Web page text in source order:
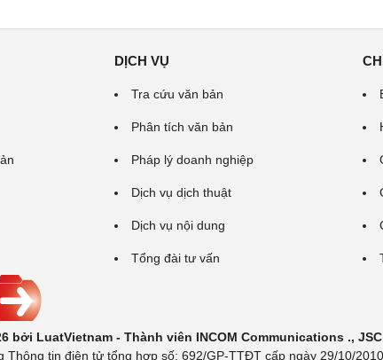
DỊCH VỤ
Tra cứu văn bản
Phân tích văn bản
Pháp lý doanh nghiệp
Dịch vụ dịch thuật
Dịch vụ nội dung
Tổng đài tư vấn
bởi LuatVietnam - Thành viên INCOM Communications ., JSC
Thông tin điện tử tổng hợp số: 692/GP-TTĐT cấp ngày 29/10/